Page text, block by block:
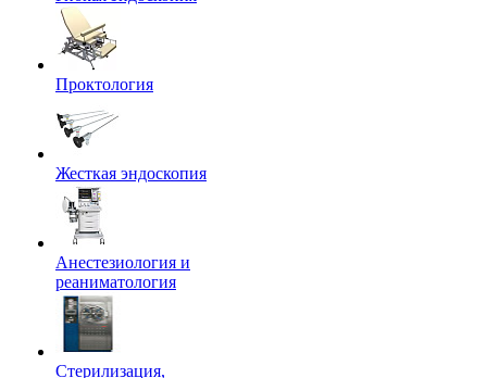
Проктология
Жесткая эндоскопия
Анестезиология и
реаниматология
Стерилизация,